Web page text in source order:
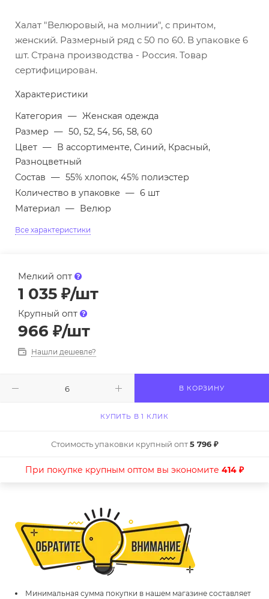
Халат "Велюровый, на молнии", с принтом,
женский. Размерный ряд с 50 по 60. В упаковке 6
шт. Страна производства - Россия. Товар
сертифицирован.
Характеристики
Категория — Женская одежда
Размер — 50, 52, 54, 56, 58, 60
Цвет — В ассортименте, Синий, Красный,
Разноцветный
Состав — 55% хлопок, 45% полиэстер
Количество в упаковке — 6 шт
Материал — Велюр
Все характеристики
Мелкий опт
1 035 ₽/шт
Крупный опт
966 ₽/шт
Нашли дешевле?
В КОРЗИНУ
КУПИТЬ В 1 КЛИК
Стоимость упаковки крупный опт5 796 ₽
При покупке крупным оптом вы экономите 414 ₽
Минимальная сумма покупки в нашем магазине составляет